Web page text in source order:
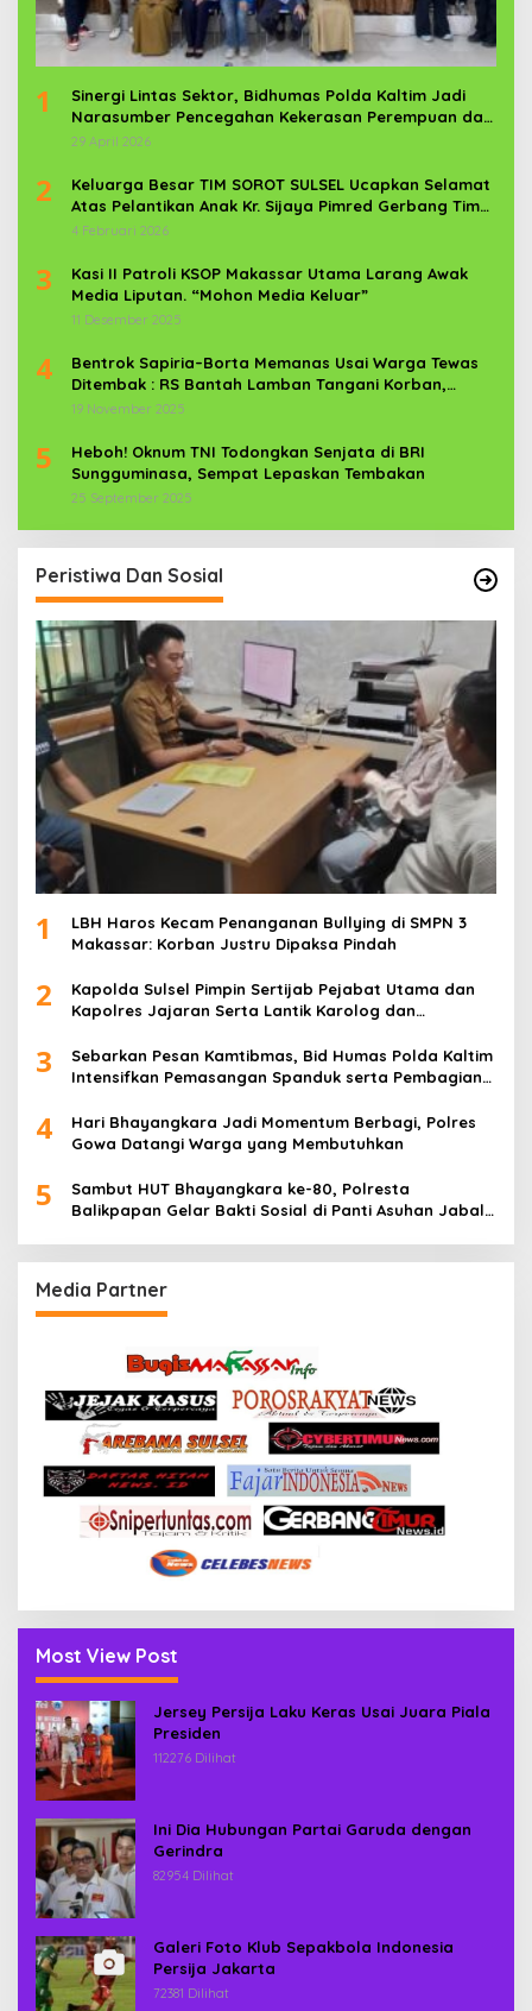
1
Sinergi Lintas Sektor, Bidhumas Polda Kaltim Jadi
Narasumber Pencegahan Kekerasan Perempuan dan
Anak
29 April 2026
2
Keluarga Besar TIM SOROT SULSEL Ucapkan Selamat
Atas Pelantikan Anak Kr. Sijaya Pimred Gerbang Timur
News Com Sebagai Prajurit TNI
4 Februari 2026
3
Kasi II Patroli KSOP Makassar Utama Larang Awak
Media Liputan. “Mohon Media Keluar”
11 Desember 2025
4
Bentrok Sapiria–Borta Memanas Usai Warga Tewas
Ditembak : RS Bantah Lamban Tangani Korban,
Aparat TNI-POLRI Dikerahkan
19 November 2025
5
Heboh! Oknum TNI Todongkan Senjata di BRI
Sungguminasa, Sempat Lepaskan Tembakan
25 September 2025
Peristiwa Dan Sosial
1
LBH Haros Kecam Penanganan Bullying di SMPN 3
Makassar: Korban Justru Dipaksa Pindah
2
Kapolda Sulsel Pimpin Sertijab Pejabat Utama dan
Kapolres Jajaran Serta Lantik Karolog dan
3
Sebarkan Pesan Kamtibmas, Bid Humas Polda Kaltim
Intensifkan Pemasangan Spanduk serta Pembagian
4
Hari Bhayangkara Jadi Momentum Berbagi, Polres
Gowa Datangi Warga yang Membutuhkan
5
Sambut HUT Bhayangkara ke-80, Polresta
Balikpapan Gelar Bakti Sosial di Panti Asuhan Jabal
Media Partner
Most View Post
Jersey Persija Laku Keras Usai Juara Piala
Presiden
112276 Dilihat
Ini Dia Hubungan Partai Garuda dengan
Gerindra
82954 Dilihat
Galeri Foto Klub Sepakbola Indonesia
Persija Jakarta
72381 Dilihat